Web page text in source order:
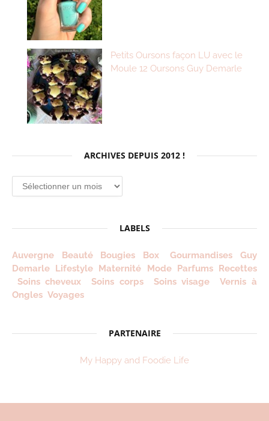
Petits Oursons façon LU avec le
Moule 12 Oursons Guy Demarle
ARCHIVES DEPUIS 2012 !
Archives
depuis
LABELS
Auvergne Beauté Bougies Box Gourmandises
Guy
Demarle Lifestyle Maternité Mode Parfums Recettes
Soins cheveux
Soins corps Soins visage
Vernis à
Ongles Voyages
PARTENAIRE
My Happy and Foodie Life